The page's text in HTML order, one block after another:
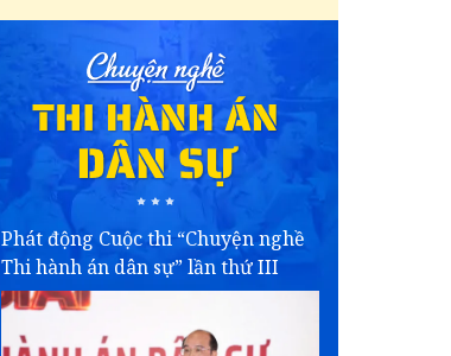
Phát động Cuộc thi “Chuyện nghề
Thi hành án dân sự” lần thứ III